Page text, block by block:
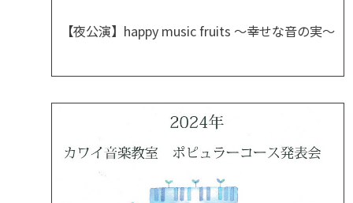
【夜公演】happy music fruits ～幸せな音の実～